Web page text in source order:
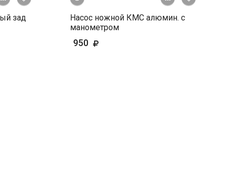
зад
Насос ножной КМС алюмин. с
манометром
950